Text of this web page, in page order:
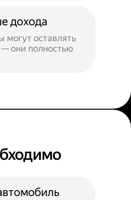
дохода
могут оставлять
они полностью